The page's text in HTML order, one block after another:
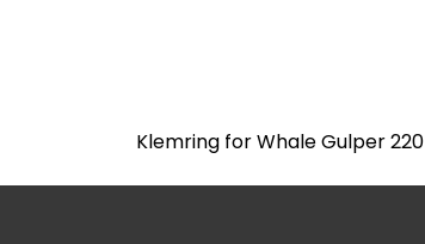
Klemring for Whale Gulper 220